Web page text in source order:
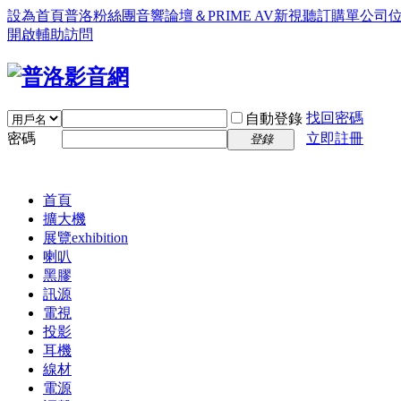
設為首頁普洛粉絲團音響論壇＆PRIME AV新視聽訂購單公司
開啟輔助訪問
自動登錄 找回密碼
密碼
登錄 立即註冊
首頁
擴大機
展覽exhibition
喇叭
黑膠
訊源
電視
投影
耳機
線材
電源